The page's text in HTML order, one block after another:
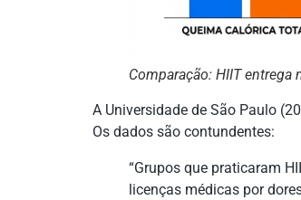
Comparação: HIIT
A Universidade de São Paulo
Os dados são contundentes:
“Grupos que praticaram
licenças médicas por